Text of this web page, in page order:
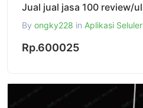
By ongky228 in Aplikasi Seluler
Rp.600025